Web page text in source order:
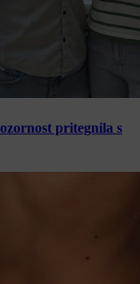
pritegnila s